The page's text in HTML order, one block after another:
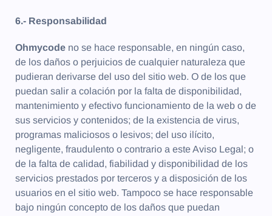
6.- Responsabilidad
Ohmycode no se hace responsable, en ningún caso,
de los daños o perjuicios de cualquier naturaleza que
pudieran derivarse del uso del sitio web. O de los que
puedan salir a colación por la falta de disponibilidad,
mantenimiento y efectivo funcionamiento de la web o de
sus servicios y contenidos; de la existencia de virus,
programas maliciosos o lesivos; del uso ilícito,
negligente, fraudulento o contrario a este Aviso Legal; o
de la falta de calidad, fiabilidad y disponibilidad de los
servicios prestados por terceros y a disposición de los
usuarios en el sitio web. Tampoco se hace responsable
bajo ningún concepto de los daños que puedan